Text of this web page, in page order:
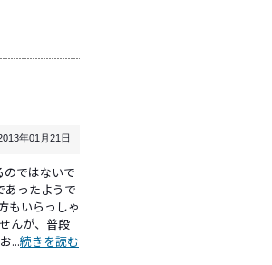
年01月21日
ではないで
ったようで
もいらっしゃ
んが、普段
...続きを読む